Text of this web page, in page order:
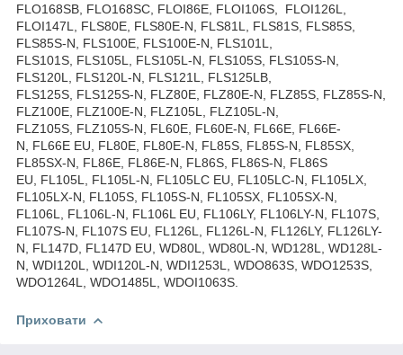
FLO168SB, FLO168SC, FLOI86E, FLOI106S, FLOI126L,
FLOI147L, FLS80E, FLS80E-N, FLS81L, FLS81S, FLS85S,
FLS85S-N, FLS100E, FLS100E-N, FLS101L,
FLS101S, FLS105L, FLS105L-N, FLS105S, FLS105S-N,
FLS120L, FLS120L-N, FLS121L, FLS125LB,
FLS125S, FLS125S-N, FLZ80E, FLZ80E-N, FLZ85S, FLZ85S-N,
FLZ100E, FLZ100E-N, FLZ105L, FLZ105L-N,
FLZ105S, FLZ105S-N, FL60E, FL60E-N, FL66E, FL66E-
N, FL66E EU, FL80E, FL80E-N, FL85S, FL85S-N, FL85SX,
FL85SX-N, FL86E, FL86E-N, FL86S, FL86S-N, FL86S
EU, FL105L, FL105L-N, FL105LC EU, FL105LC-N, FL105LX,
FL105LX-N, FL105S, FL105S-N, FL105SX, FL105SX-N,
FL106L, FL106L-N, FL106L EU, FL106LY, FL106LY-N, FL107S,
FL107S-N, FL107S EU, FL126L, FL126L-N, FL126LY, FL126LY-
N, FL147D, FL147D EU, WD80L, WD80L-N, WD128L, WD128L-
N, WDI120L, WDI120L-N, WDI1253L, WDO863S, WDO1253S,
WDO1264L, WDO1485L, WDOI1063S.
Приховати